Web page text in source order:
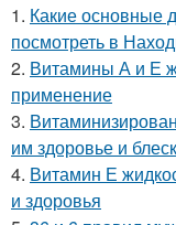
1. Какие основные
посмотреть в
2. Витамины А и Е
применение
3.
им здоровье и блеск
4. Витамин Е
и здоровья